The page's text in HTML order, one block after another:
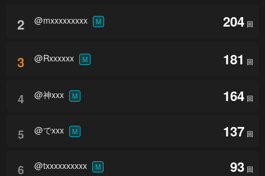
2 @mxxxxxxxxx M 204 回
3 @Rxxxxxx M 181 回
4 @神xxx M 164 回
5 @でxxx M 137 回
6 @txxxxxxxxxx M 93 回